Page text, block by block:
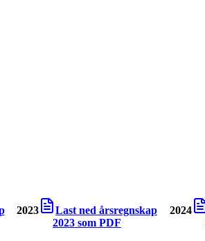
2023
Last ned årsregnskap
2023 som PDF
2024